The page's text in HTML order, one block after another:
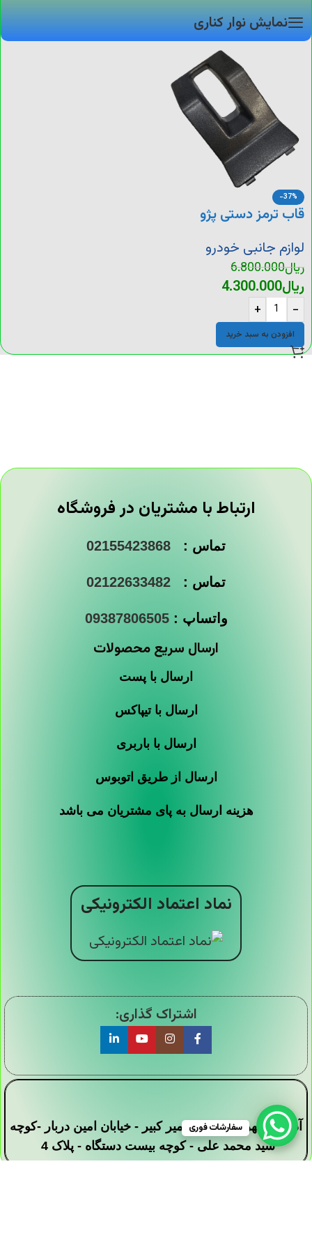
نمایش نوار کناری
-37%
قاب ترمز دستی پژو
لوازم جانبی خودرو
ریال6.800.000
ریال4.300.000
-
+
افزودن به سبد خرید
ارتباط با مشتریان در فروشگاه
تماس : 02155423868
تماس : 02122633482
واتساپ :09387806505
ارسال سریع محصولات
ارسال با پست
ارسال با تیپاکس
ارسال با باربری
ارسال از طریق اتوبوس
هزینه ارسال به پای مشتریان می باشد
نماد اعتماد الکترونیکی
اشتراک گذاری:
آدرس : تهران - خیابان امیر کبیر - خیابان امین دربار -کوچه
سید محمد علی - کوچه بیست دستگاه - پلاک 4
سفارشات فوری